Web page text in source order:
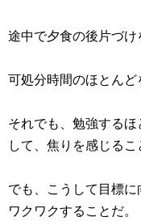
途中で夕食の後片づけ
可処分時間のほとんど
それでも、勉強する
して、焦りを感じるこ
でも、こうして目標に
ワクワクすることだ。